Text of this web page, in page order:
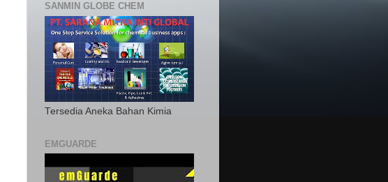
SANMIN GLOBE CHEM
Tersedia Aneka Bahan Kimia
EMGUARDE